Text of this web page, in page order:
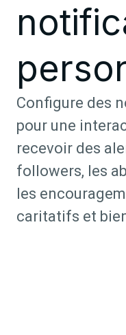
Configure des
pour une
recevoir des
followers, les
les
caritatifs et